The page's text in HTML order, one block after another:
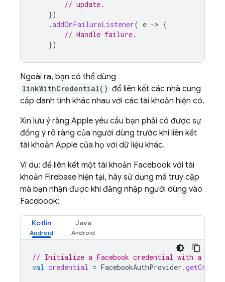
// update.
})
.addOnFailureListener( e -> {
// Handle failure.
})
Ngoài ra, bạn có thể dùng
linkWithCredential() để liên kết các nhà cung
cấp danh tính khác nhau với các tài khoản hiện có.
Xin lưu ý rằng Apple yêu cầu bạn phải có được sự
đồng ý rõ ràng của người dùng trước khi liên kết
tài khoản Apple của họ với dữ liệu khác.
Ví dụ: để liên kết một tài khoản Facebook với tài
khoản Firebase hiện tại, hãy sử dụng mã truy cập
mà bạn nhận được khi đăng nhập người dùng vào
Facebook:
Kotlin Java
// Initialize a Facebook credential with a
val credential = FacebookAuthProvider .